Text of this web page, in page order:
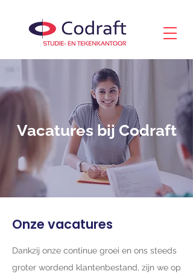
Vacatures bij Codraft
Onze vacatures
Dankzij onze continue groei en ons steeds
groter wordend klantenbestand, zijn we op